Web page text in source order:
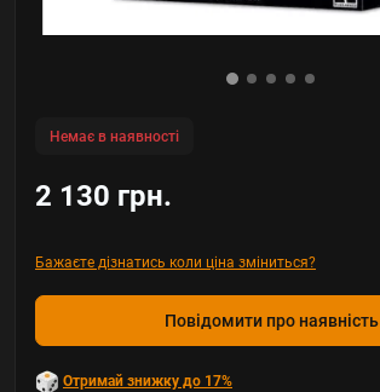
Немає в наявності
2 130 грн.
Бажаєте дізнатись коли ціна зміниться?
Повідомити про наявність
Отримай знижку до 17%